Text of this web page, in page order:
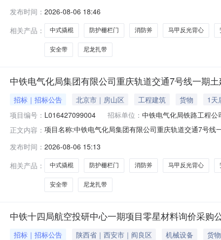
彭云波纪检监察联系电话15558697320其他说明询价标
站中
发布时间： 2026-08-06 18:46
相关产品：
中式撬棍 防护栅栏门 消防斧 马甲反光背心
安全带 尼龙扎带
中铁电气化局集团有限公司重庆轨道交通7号线一期
招标｜招标公告 北京市｜房山区 工程建筑 货物
1天
项目编号： L016427099004 招标单位： 中铁电气化局铁路工程公
正文内容： 项目名称:中铁电气化局集团有限公司重庆轨道交通7号
监督方联系电话:155****7320结算与发票信息结算方式:
发布时间： 2026-08-06 15:13
相关产品：
中式撬棍 防护栅栏门 消防斧 马甲反光背心
安全带 尼龙扎带
中铁十四局航空投研中心一期项目零星材料询价采购
招标｜招标公告 陕西省｜西安市｜阎良区 机械设备
货物